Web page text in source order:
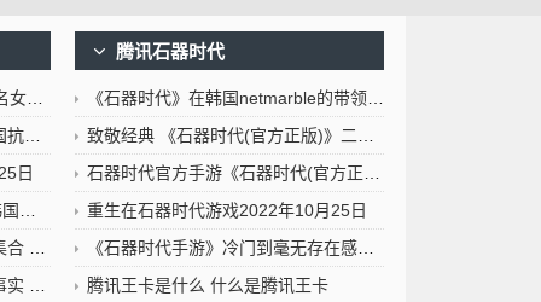
传出
科书
日
课本
放过
课本
腾讯石器时代
《石器时代》在韩国netmarble的带领下又一款MMORPG新手游开启2022年10月25日
致敬经典 《石器时代(官方正版)》二测即将开启[多图]2022年10月25日
石器时代官方手游《石器时代(官方正版)》四大庄园等你来战
重生在石器时代游戏2022年10月25日
《石器时代手游》冷门到毫无存在感的石器宠物游戏2022年10月25日
腾讯王卡是什么 什么是腾讯王卡